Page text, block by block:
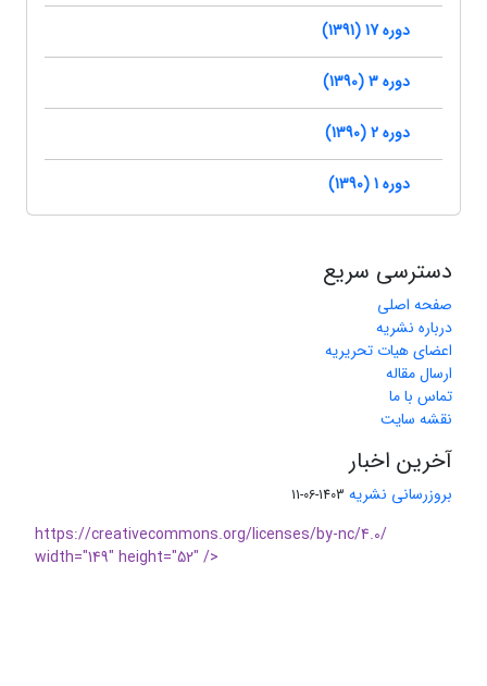
دوره 17 (1391)
دوره 3 (1390)
دوره 2 (1390)
دوره 1 (1390)
دسترسی سریع
صفحه اصلی
درباره نشریه
اعضای هیات تحریریه
ارسال مقاله
تماس با ما
نقشه سایت
آخرین اخبار
بروزرسانی نشریه 1403-06-11
https://creativecommons.org/licenses/by-nc/4.0/
width="149" height="52" />